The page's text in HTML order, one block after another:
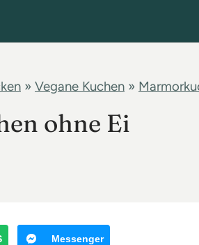
» Vegane Kuchen »
ohne Ei
Messenger